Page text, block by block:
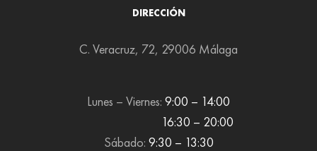
DIRECCIÓN
C. Veracruz, 72, 29006 Málaga
Lunes – Viernes: 9:00 – 14:00
16:30 – 20:00
Sábado: 9:30 – 13:30